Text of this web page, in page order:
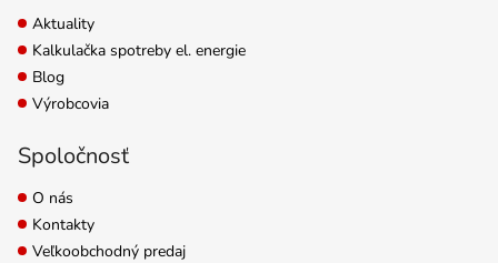
Aktuality
Kalkulačka spotreby el. energie
Blog
Výrobcovia
Spoločnosť
O nás
Kontakty
Veľkoobchodný predaj